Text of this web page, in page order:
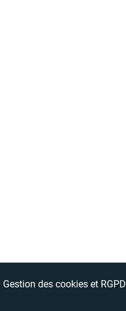
Gestion des cookies et RGPD